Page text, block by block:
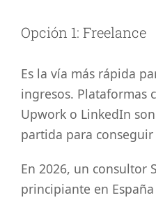
Opción 1: Freelance
Es la vía más rápida
ingresos. Plataformas
Upwork o LinkedIn
partida para
En 2026, un consultor
principiante en